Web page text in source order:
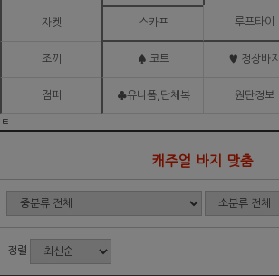
자켓 스카프 루프타이
조끼 ♠ 코트 ♥ 정장바지
점퍼 ♣유니폼,단체복 원단정보
ㅌ
캐주얼 바지 맞춤
정렬